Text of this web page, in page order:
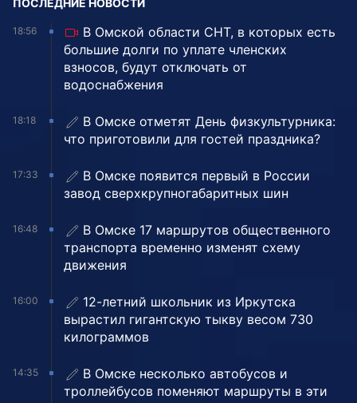
ПОСЛЕДНИЕ НОВОСТИ
18:56
В Омской области СНТ, в которых есть
большие долги по уплате членских
взносов, будут отключать от
водоснабжения
18:18
В Омске отметят День физкультурника:
что приготовили для гостей праздника?
17:33
В Омске появится первый в России
завод сверхкрупногабаритных шин
16:48
В Омске 17 маршрутов общественного
транспорта временно изменят схему
движения
16:00
12-летний школьник из Иркутска
вырастил гигантскую тыкву весом 730
килограммов
14:35
В Омске несколько автобусов и
троллейбусов поменяют маршруты в эти